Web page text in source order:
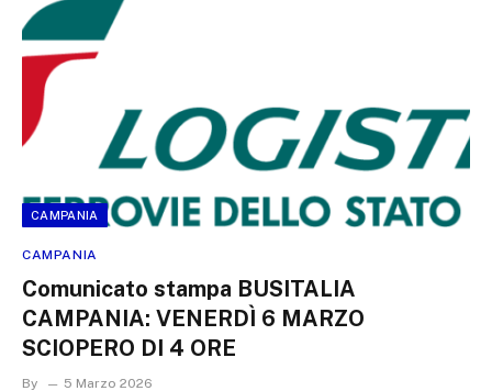
CAMPANIA
CAMPANIA
Comunicato stampa BUSITALIA
CAMPANIA: VENERDÌ 6 MARZO
SCIOPERO DI 4 ORE
By 5 Marzo 2026